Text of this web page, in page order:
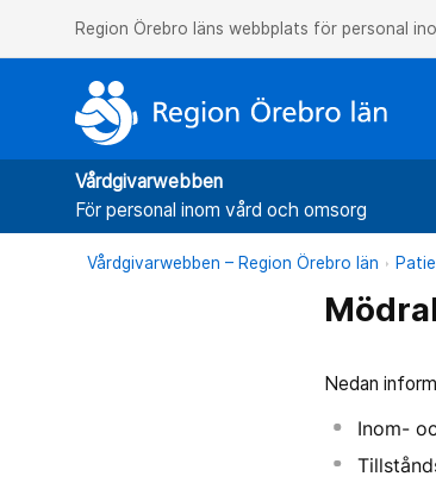
Region Örebro läns webbplats för personal
Vårdgivarwebben
För personal inom vård och omsorg
Vårdgivarwebben – Region Örebro län
Nedan
Inom-